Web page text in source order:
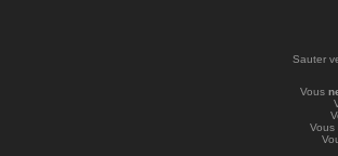
Sauter
Vous
Vous